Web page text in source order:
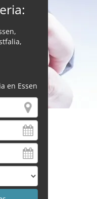
en Essen